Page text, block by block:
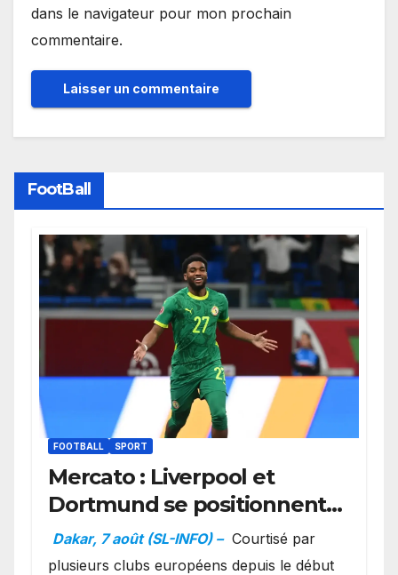
dans le navigateur pour mon prochain
commentaire.
FootBall
FOOTBALL SPORT
Mercato : Liverpool et
Dortmund se positionnent
en favoris pour recruter
Ibrahim Mbaye
Dakar, 7 août (SL-INFO) – Courtisé par
plusieurs clubs européens depuis le début